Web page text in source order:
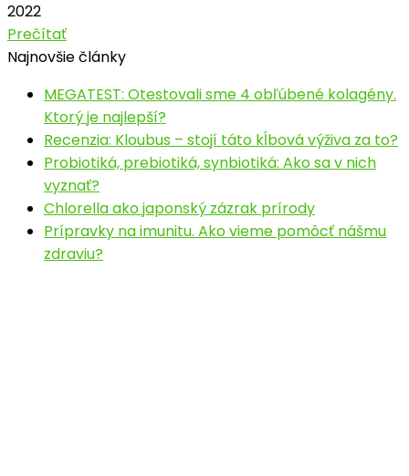
2022
Prečítať
Najnovšie články
MEGATEST: Otestovali sme 4 obľúbené kolagény.
Ktorý je najlepší?
Recenzia: Kloubus – stojí táto kĺbová výživa za to?
Probiotiká, prebiotiká, synbiotiká: Ako sa v nich
vyznať?
Chlorella ako japonský zázrak prírody
Prípravky na imunitu. Ako vieme pomôcť nášmu
zdraviu?